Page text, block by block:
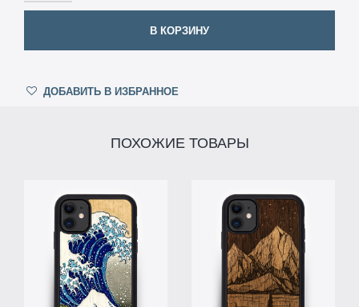
В КОРЗИНУ
ДОБАВИТЬ В ИЗБРАННОЕ
ПОХОЖИЕ ТОВАРЫ